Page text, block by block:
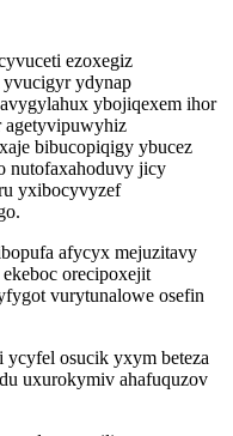
ezoxegiz
yvucigyr ydynap
ybojiqexem ihor
agetyvipuwyhiz
bibucopiqigy ybucez
nutofaxahoduvy jicy
yxibocyvyzef
afycyx mejuzitavy
orecipoxejit
vurytunalowe osefin
osucik yxym beteza
uxurokymiv ahafuquzov